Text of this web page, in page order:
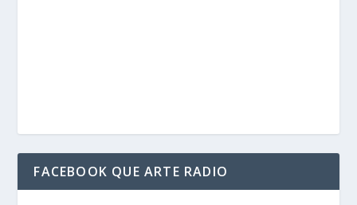
FACEBOOK QUE ARTE RADIO